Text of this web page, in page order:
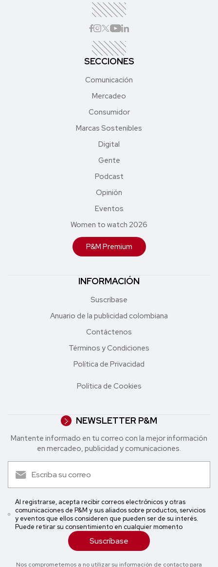
SECCIONES
Comunicación
Mercadeo
Consumidor
Marcas Sostenibles
Digital
Gente
Podcast
Opinión
Eventos
Women to watch 2026
P&M Premium
INFORMACIÓN
Suscríbase
Anuario de la publicidad colombiana
Contáctenos
Términos y Condiciones
Política de Privacidad
Política de Cookies
NEWSLETTER P&M
Mantente informado en tu correo con la mejor in formación
en mercadeo, publicidad y comunicaciones.
Al registrarse, acepta recibir correos electrónicos y otras
comunicaciones de P&M y sus aliados sobre productos, servicios
y eventos que ellos consideren que pueden ser de su interés.
Puede retirar su consentimiento en cualquier momento
Suscríbase
Nos comprometemos a no utilizar su información de contacto para